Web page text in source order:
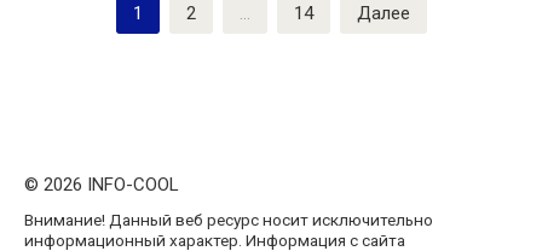
1 2 … 14 Далее
© 2026 INFO-COOL
Внимание! Данный веб ресурс носит исключительно
информационный характер. Информация с сайта